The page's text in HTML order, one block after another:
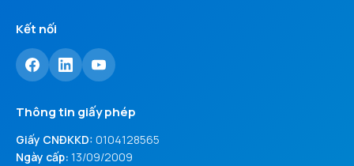
Kết nối
Thông tin giấy phép
Giấy CNĐKKD: 0104128565
Ngày cấp: 13/09/2009